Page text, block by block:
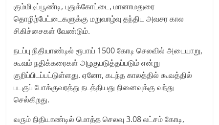
கும்மிடிப்பூண்டி, புதுக்கோட்டை, மானாமதுரை
தொழிற்பேட்டைகளுக்கு மறுவாழ்வு தந்திட அவசர கால
சிகிச்சைகள் வேண்டும்.
நடப்பு நிதியாண்டில் ரூபாய் 1500 கோடி செலவில் அடையாறு,
கூவம் நதிக்கரைகள் அழகுபடுத்தப்படும் என்று
குறிப்பிடப்பட்டுள்ளது. ஏனோ, கடந்த காலத்தில் கூவத்தில்
படகுப் போக்குவரத்து நடத்தியது நினைவுக்கு வந்து
செல்கிறது.
வரும் நிதியாண்டில் மொத்த செலவு 3.08 லட்சம் கோடி,